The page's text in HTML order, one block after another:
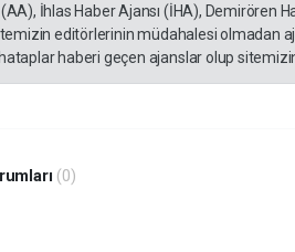
İhlas Haber Ajansı (İHA), Demirören
editörlerinin müdahalesi olmadan
haberi geçen ajanslar olup
(0)